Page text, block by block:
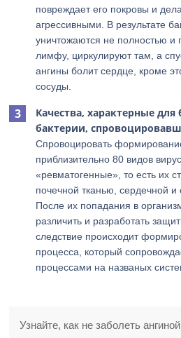
повреждает его покровы и
агрессивными. В результате
уничтожаются не полностью и
лимфу, циркулируют там, а
ангины болит сердце, кроме
сосуды.
Качества, характерные для
бактерии,
Спровоцировать
приблизительно 80 видов
«ревматогенные», то есть их
почечной тканью, сердечной и
После их попадания в
различить и разработать
следствие происходит
процесса, который
процессами на названых
Узнайте, как не заболеть